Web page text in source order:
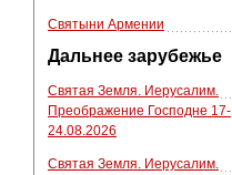
Святыни Армении
Дальнее зарубежье
Святая Земля. Иерусалим.
Преображение Господне 17-
24.08.2026
Святая Земля. Иерусалим.